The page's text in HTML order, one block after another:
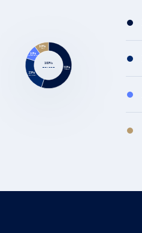
55%
25%
10%
10%
100%